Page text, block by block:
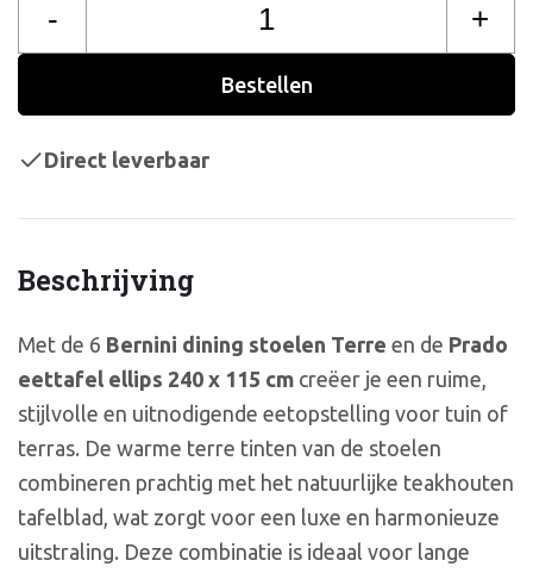
Beschrijving
Met de 6 Bernini dining stoelen Terre en de Prado
eettafel ellips 240 x 115 cm creëer je een ruime,
stijlvolle en uitnodigende eetopstelling voor tuin of
terras. De warme terre tinten van de stoelen
combineren prachtig met het natuurlijke teakhouten
tafelblad, wat zorgt voor een luxe en harmonieuze
uitstraling. Deze combinatie is ideaal voor lange
- +
Bestellen
Direct leverbaar